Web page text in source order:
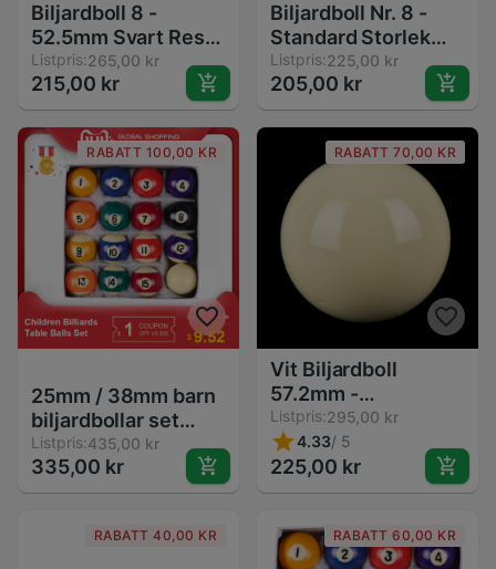
Biljardboll 8 -
52.5mm Svart Resin
Standard -
Erstatningsboll för
Snooker
Listpris:265,00 kr
215,00 kr
Biljardboll Nr. 8 -
Standard Storlek
52.5mm eller
57.2mm - Svart 8
Boll Ersättning
Listpris:225,00 kr
205,00 kr
RABATT 100,00 KR
25mm / 38mm barn
biljardbollar set
harts polyester
harts små små
poolköbollar fullt
Listpris:435,00 kr
335,00 kr
RABATT 70,00 KR
Vit Biljardboll
57.2mm -
Träningsboll för
Pool/Billiard -
Ersättningsboll
Listpris:295,00 kr
4.33/ 5
225,00 kr
RABATT 40,00 KR RABATT 60,00 KR